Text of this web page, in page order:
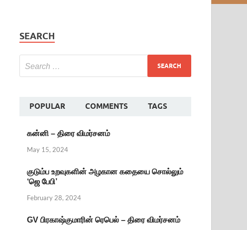
SEARCH
POPULAR COMMENTS TAGS
கன்னி – திரை விமர்சனம்
May 15, 2024
குடும்ப உறவுகளின் அழகான கதையை சொல்லும்
‘ஜெ பேபி’
February 28, 2024
GV பிரகாஷ்குமாரின் ரெபெல் – திரை விமர்சனம்